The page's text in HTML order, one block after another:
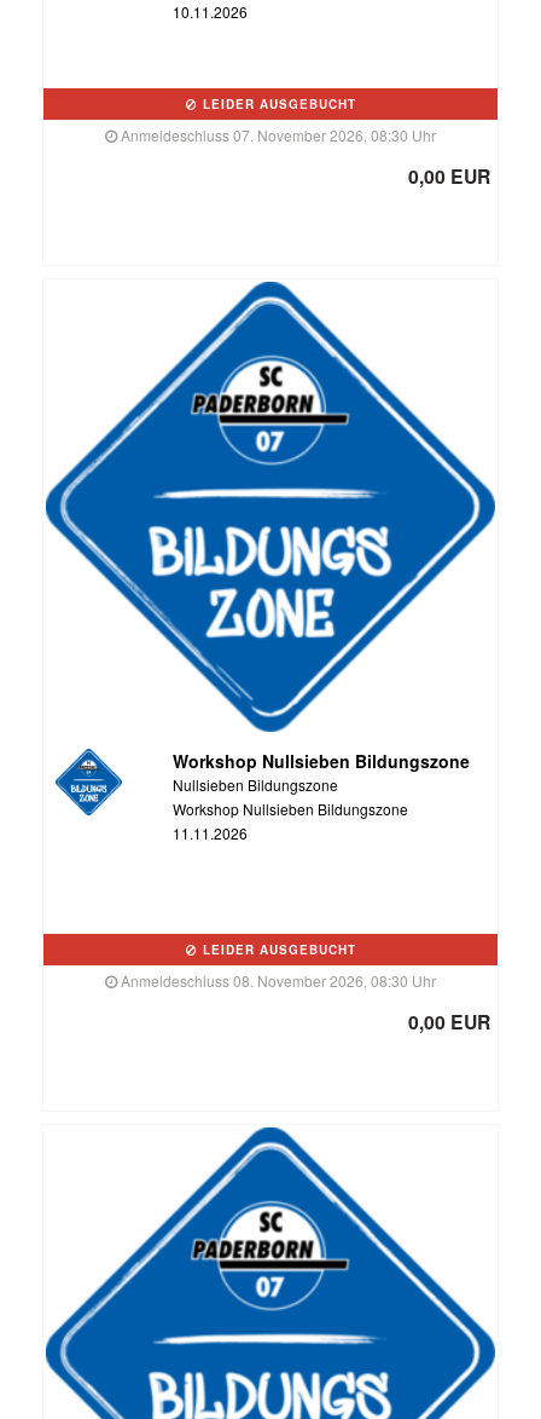
10.11.2026
LEIDER AUSGEBUCHT
Anmeldeschluss 07. November 2026, 08:30 Uhr
0,00 EUR
Workshop Nullsieben Bildungszone
Nullsieben Bildungszone
Workshop Nullsieben Bildungszone
11.11.2026
LEIDER AUSGEBUCHT
Anmeldeschluss 08. November 2026, 08:30 Uhr
0,00 EUR